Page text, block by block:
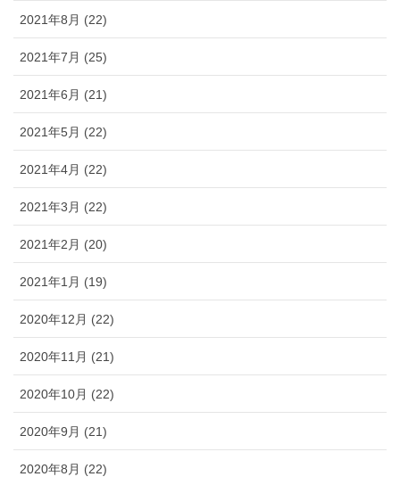
2021年8月 (22)
2021年7月 (25)
2021年6月 (21)
2021年5月 (22)
2021年4月 (22)
2021年3月 (22)
2021年2月 (20)
2021年1月 (19)
2020年12月 (22)
2020年11月 (21)
2020年10月 (22)
2020年9月 (21)
2020年8月 (22)